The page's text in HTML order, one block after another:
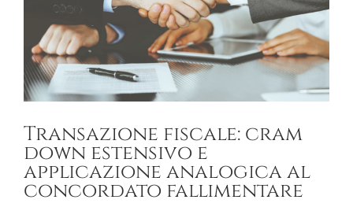
Transazione fiscale: cram
down estensivo e
applicazione analogica al
concordato fallimentare